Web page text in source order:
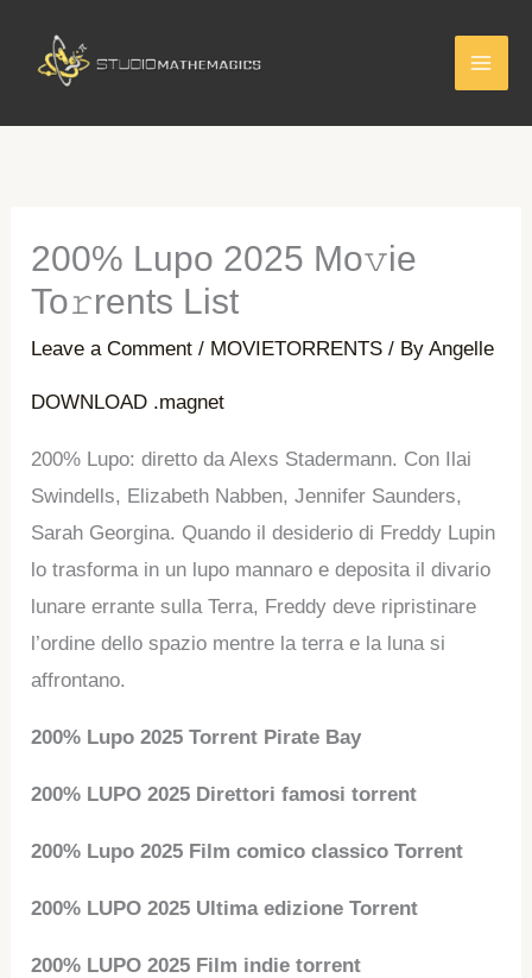
content
200% Lupo 2025 Mo𝚟ie
To𝚛rents List
Leave a Comment / MOVIETORRENTS / ByAngelle
DOWNLOAD .magnet
200% Lupo: diretto da Alexs Stadermann. Con Ilai
Swindells, Elizabeth Nabben, Jennifer Saunders,
Sarah Georgina. Quando il desiderio di Freddy Lupin
lo trasforma in un lupo mannaro e deposita il divario
lunare errante sulla Terra, Freddy deve ripristinare
l’ordine dello spazio mentre la terra e la luna si
affrontano.
200% Lupo 2025 Torrent Pirate Bay
200% LUPO 2025 Direttori famosi torrent
200% Lupo 2025 Film comico classico Torrent
200% LUPO 2025 Ultima edizione Torrent
200% LUPO 2025 Film indie torrent